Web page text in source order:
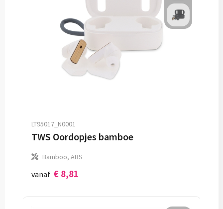
LT95017_N0001
TWS Oordopjes bamboe
Bamboo, ABS
vanaf € 8,81